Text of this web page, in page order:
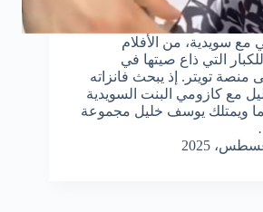
مع سويدية، من الأفلام
التي ذاع صيتها في
منصة تويتر. إذ يبحث فانزاته
مع كازومي البنت السويدية
ويمتلك يوسف خليل مجموعة